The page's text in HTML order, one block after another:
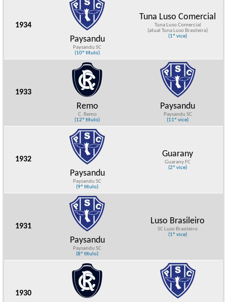
1934
Paysandu
Paysandu SC
(10º título)
Tuna Luso Comercial
Tuna Luso Comercial
(atual Tuna Luso Brasileira)
(1º vice)
1933
Remo
C. Remo
(12º título)
Paysandu
Paysandu SC
(11º vice)
1932
Paysandu
Paysandu SC
(9º título)
Guarany
Guarany FC
(2º vice)
1931
Paysandu
Paysandu SC
(8º título)
Luso Brasileiro
SC Luso Brasileiro
(1º vice)
1930